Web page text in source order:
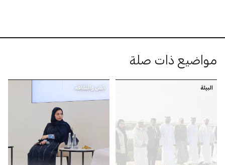
مواضيع ذات صلة
البيئة الفن والثقافة